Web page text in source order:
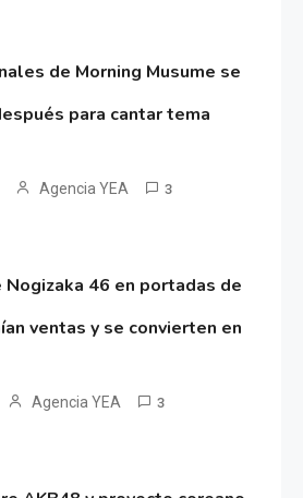
de Morning Musume se
para cantar tema
Agencia YEA 3
46 en portadas de
ventas y se convierten en
Agencia YEA 3